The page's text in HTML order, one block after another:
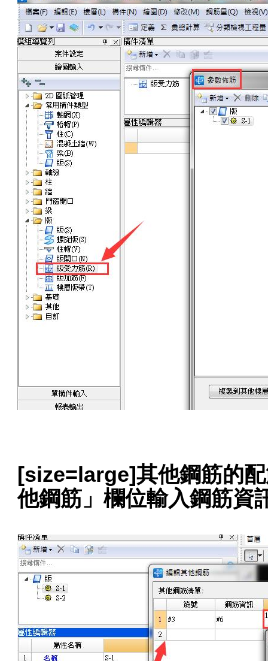
[size=large]其他鋼筋的
他鋼筋」欄位輸入鋼筋資